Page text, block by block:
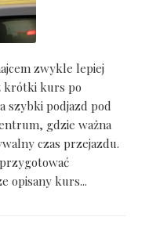
zwykle lepiej
krótki kurs po
szybki podjazd pod
gdzie ważna
czas przejazdu.
opisany kurs...